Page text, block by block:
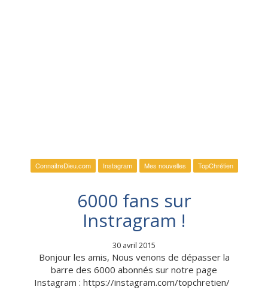
ConnaitreDieu.com Instagram Mes nouvelles TopChrétien
6000 fans sur
Instragram !
30 avril 2015
Bonjour les amis, Nous venons de dépasser la
barre des 6000 abonnés sur notre page
Instagram : https://instagram.com/topchretien/